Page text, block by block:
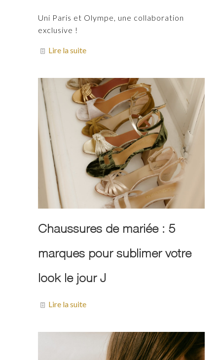
Uni Paris et Olympe, une collaboration
exclusive !
Lire la suite
Chaussures de mariée : 5
marques pour sublimer votre
look le jour J
Lire la suite